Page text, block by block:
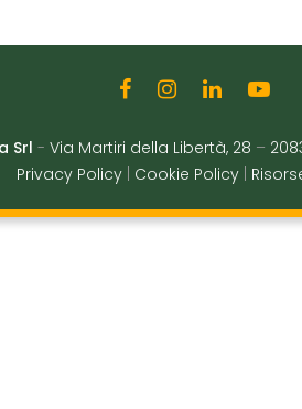
Srl - Via Martiri della Libertà, 28 –
Privacy Policy
Cookie Policy